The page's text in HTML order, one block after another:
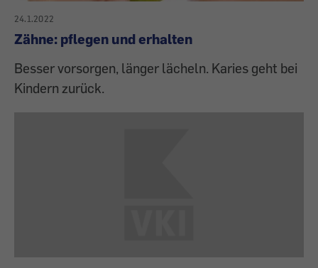
24.1.2022
Zähne: pflegen und erhalten
Besser vorsorgen, länger lächeln. Karies geht bei
Kindern zurück.